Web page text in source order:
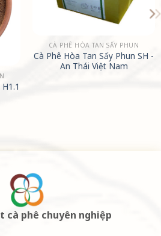
CÀ PHÊ HÒA TAN SẤY PHUN
Cà Phê Hòa Tan Sấy Phun SH -
An Thái Việt Nam
cà phê chuyên nghiệp